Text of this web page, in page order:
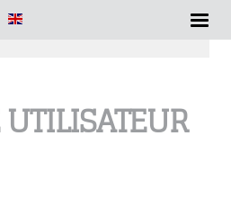
UTILISATEUR